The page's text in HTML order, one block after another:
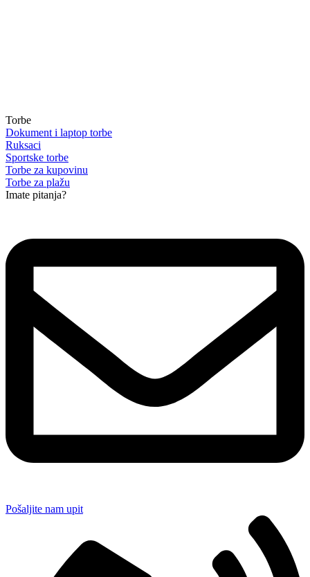
Torbe
Dokument i laptop torbe
Ruksaci
Sportske torbe
Torbe za kupovinu
Torbe za plažu
Imate pitanja?
Pošaljite nam upit